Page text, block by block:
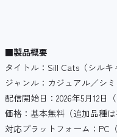
■製品概要
タイトル：Sill Cats（シルキ
ジャンル：カジュアル／シ
配信開始日：2026年5月12日（
価格：基本無料（追加品種は
対応プラットフォーム：PC